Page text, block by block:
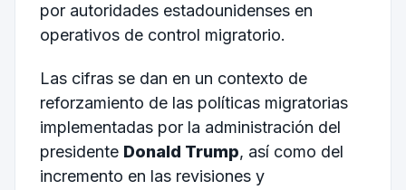
por autoridades estadounidenses en
operativos de control migratorio.
Las cifras se dan en un contexto de
reforzamiento de las políticas migratorias
implementadas por la administración del
presidente Donald Trump, así como del
incremento en las revisiones y